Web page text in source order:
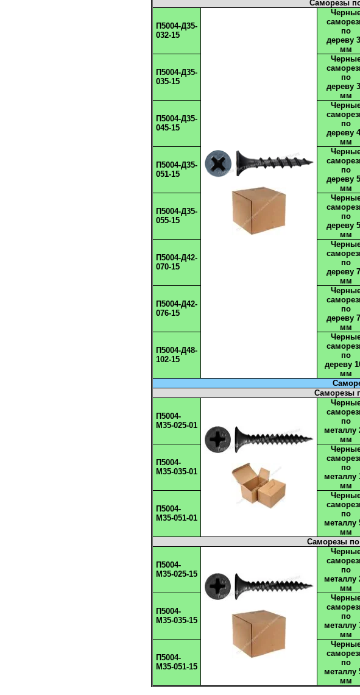
Саморезы
П5004-Д35-
032-15
по
​​​​​​​дереву
мм
П5004-Д35-
035-15
по
​​​​​​​дереву
мм
П5004-Д35-
045-15
по
​​​​​​​дереву
мм
П5004-Д35-
051-15
по
​​​​​​​дереву
мм
П5004-Д35-
055-15
по
​​​​​​​дереву
мм
П5004-Д42-
070-15
по
​​​​​​​дереву
мм
П5004-Д42-
076-15
по
​​​​​​​дереву
мм
П5004-Д48-
102-15
по
​​​​​​​дереву
мм
Саморезы
П5004-
М35-025-01
по
металлу
мм
П5004-
М35-035-01
по
металлу
мм
П5004-
М35-051-01
по
металлу
мм
Саморезы
П5004-
М35-025-15
по
металлу
мм
П5004-
М35-035-15
по
металлу
мм
П5004-
М35-051-15
по
металлу
мм